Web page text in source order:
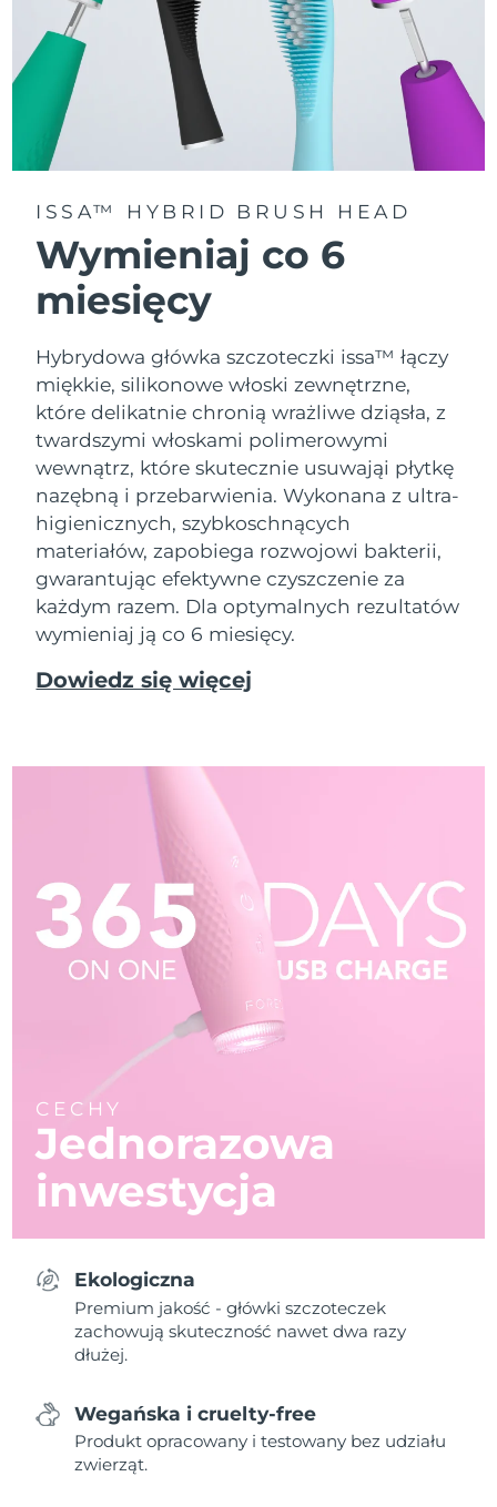
ISSA™ HYBRID BRUSH HEAD
Wymieniaj co 6
miesięcy
Hybrydowa główka szczoteczki issa™ łączy
miękkie, silikonowe włoski zewnętrzne,
które delikatnie chronią wrażliwe dziąsła, z
twardszymi włoskami polimerowymi
wewnątrz, które skutecznie usuwająi płytkę
nazębną i przebarwienia. Wykonana z ultra-
higienicznych, szybkoschnących
materiałów, zapobiega rozwojowi bakterii,
gwarantując efektywne czyszczenie za
każdym razem. Dla optymalnych rezultatów
wymieniaj ją co 6 miesięcy.
Dowiedz się więcej
CECHY
Jednorazowa
inwestycja
Ekologiczna
Premium jakość - główki szczoteczek
zachowują skuteczność nawet dwa razy
dłużej.
Wegańska i cruelty-free
Produkt opracowany i testowany bez udziału
zwierząt.